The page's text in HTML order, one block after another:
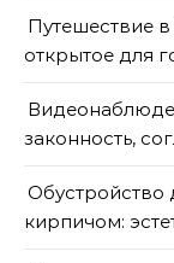
Путешествие
открытое для
законность,
кирпичом: